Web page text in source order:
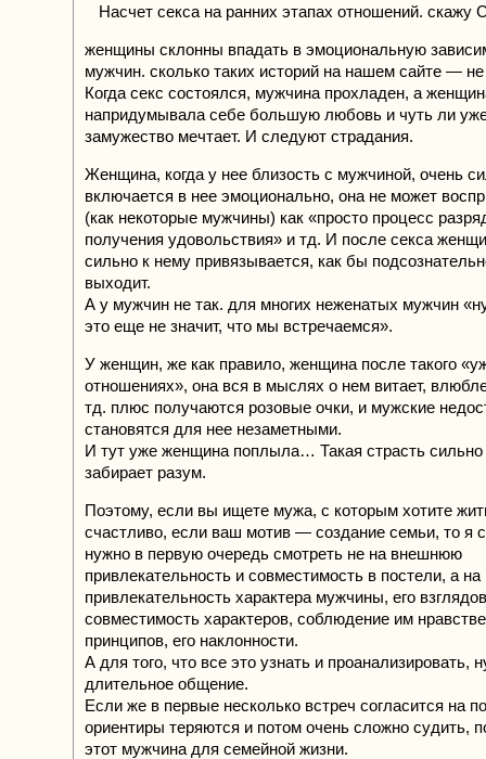
Насчет секса на ранних этапах отношений.
женщины склонны впадать в эмоциональную
мужчин. сколько таких историй на нашем сайте — не
Когда секс состоялся, мужчина прохладен, а
напридумывала себе большую любовь и чуть ли
замужество мечтает. И следуют страдания.
Женщина, когда у нее близость с мужчиной, очень
включается в нее эмоционально, она не может
(как некоторые мужчины) как «просто процесс
получения удовольствия» и тд. И после секса
сильно к нему привязывается, как бы
выходит.
А у мужчин не так. для многих неженатых мужчин
это еще не значит, что мы встречаемся».
У женщин, же как правило, женщина после такого
отношениях», она вся в мыслях о нем витает,
тд. плюс получаются розовые очки, и мужские
становятся для нее незаметными.
И тут уже женщина поплыла… Такая страсть сильно
забирает разум.
Поэтому, если вы ищете мужа, с которым хотите
счастливо, если ваш мотив — создание семьи, то я
нужно в первую очередь смотреть не на внешнюю
привлекательность и совместимость в постели, а на
привлекательность характера мужчины, его
совместимость характеров, соблюдение им
принципов, его наклонности.
А для того, что все это узнать и проанализировать,
длительное общение.
Если же в первые несколько встреч согласится на
ориентиры теряются и потом очень сложно судить,
этот мужчина для семейной жизни.